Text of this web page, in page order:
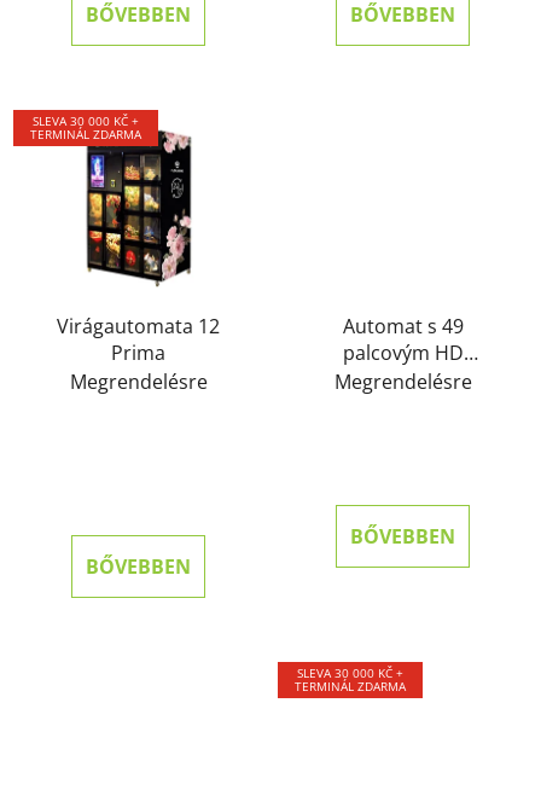
BŐVEBBEN BŐVEBBEN
SLEVA 30 000 KČ +
TERMINÁL ZDARMA
Virágautomata 12
Prima
Megrendelésre
BŐVEBBEN
Automat s 49
palcovým HD
dotykovým displejem
Megrendelésre
BŐVEBBEN
SLEVA 30 000 KČ +
TERMINÁL ZDARMA